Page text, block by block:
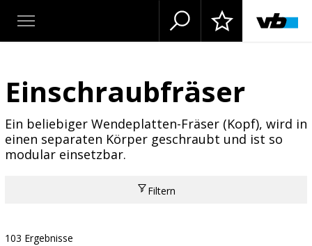
Einschraubfräser
Ein beliebiger Wendeplatten-Fräser (Kopf), wird in
einen separaten Körper geschraubt und ist so
modular einsetzbar.
Filtern
103 Ergebnisse